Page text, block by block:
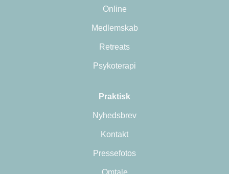
Online
Medlemskab
Retreats
Psykoterapi
Praktisk
Nyhedsbrev
Kontakt
Pressefotos